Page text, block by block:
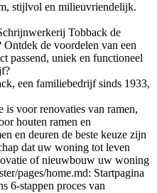
stijlvol en milieuvriendelijk.
Tobback de
de voordelen van een
passend, uniek en functioneel
een familiebedrijf sinds 1933,
is voor renovaties van ramen,
houten ramen en
en deuren de beste keuze zijn
dat uw woning tot leven
of nieuwbouw uw woning
pages/home.md: Startpagina
6-stappen proces van